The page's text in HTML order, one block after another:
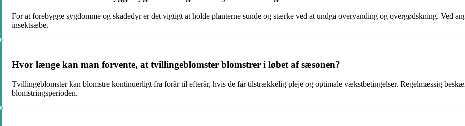
For at forebygge sygdomme og skadedyr er det vigtigt at holde planterne sunde og stærke ved at undgå overvanding og overgødskning. Ved
insektsæbe.
Hvor længe kan man forvente, at tvillingeblomster blomstrer i løbet af sæsonen?
Tvillingeblomster kan blomstre kontinuerligt fra forår til efterår, hvis de får tilstrækkelig pleje og optimale vækstbetingelser. Regelmæssig
blomstringsperioden.